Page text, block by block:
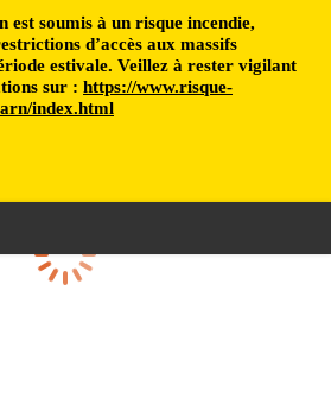
est soumis à un risque incendie,
d’accès aux massifs
estivale. Veillez à rester vigilant
sur : https://www.risque-
index.html
Loading